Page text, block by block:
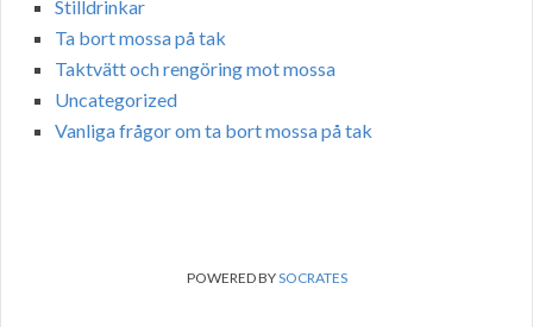
Stilldrinkar
Ta bort mossa på tak
Taktvätt och rengöring mot mossa
Uncategorized
Vanliga frågor om ta bort mossa på tak
POWERED BYSOCRATES